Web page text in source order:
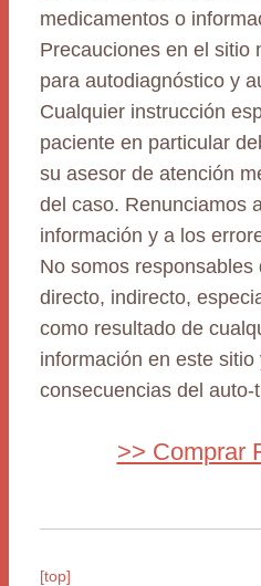
medicamentos o
Precauciones en el sitio
para autodiagnóstico y
Cualquier instrucción
paciente en particular
su asesor de atención
del caso. Renunciamos
información y a los
No somos responsables
directo, indirecto,
como resultado de
información en este
consecuencias del auto-
>> Comprar
[top]